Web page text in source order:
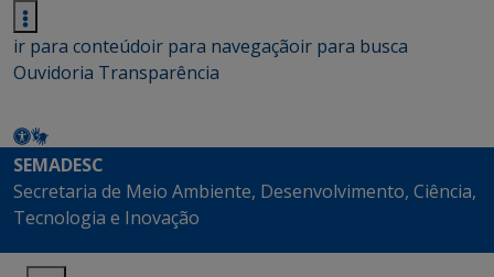
ir para conteúdoir para navegaçãoir para busca
Ouvidoria Transparência
SEMADESC
Secretaria de Meio Ambiente, Desenvolvimento, Ciência,
Tecnologia e Inovação